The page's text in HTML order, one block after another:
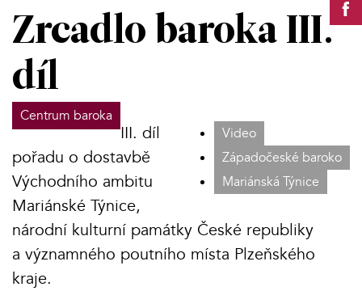
Zrcadlo baroka III.
díl
Centrum baroka
Video
Západočeské baroko
Mariánská Týnice
III. díl
pořadu o dostavbě
Východního ambitu
Mariánské Týnice,
národní kulturní památky České republiky
a významného poutního místa Plzeňského
kraje.